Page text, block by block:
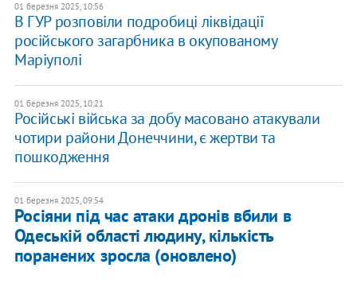
01 березня 2025, 10:56
В ГУР розповіли подробиці ліквідації
російського загарбника в окупованому
Маріуполі
01 березня 2025, 10:21
Російські війська за добу масовано атакували
чотири райони Донеччини, є жертви та
пошкодження
01 березня 2025, 09:54
Росіяни під час атаки дронів вбили в
Одеській області людину, кількість
поранених зросла (оновлено)